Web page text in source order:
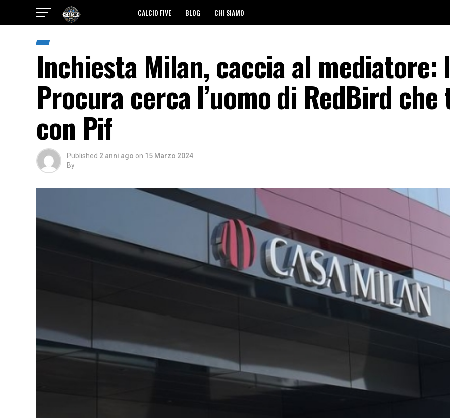
CALCIO FIVE BLOG CHI SIAMO
Inchiesta Milan, caccia al mediatore:
Procura cerca l’uomo di RedBird
con Pif
Published 2 anni ago on 15 Marzo 2024
By